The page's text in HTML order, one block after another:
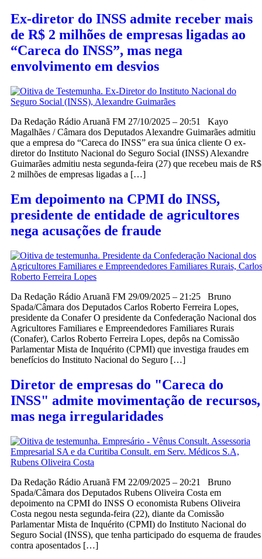
Ex-diretor do INSS admite receber mais
de R$ 2 milhões de empresas ligadas ao
“Careca do INSS”, mas nega
envolvimento em desvios
Da Redação Rádio Aruanã FM 27/10/2025 – 20:51 Kayo
Magalhães / Câmara dos Deputados Alexandre Guimarães admitiu
que a empresa do “Careca do INSS” era sua única cliente O ex-
diretor do Instituto Nacional do Seguro Social (INSS) Alexandre
Guimarães admitiu nesta segunda-feira (27) que recebeu mais de R$
2 milhões de empresas ligadas a […]
Em depoimento na CPMI do INSS,
presidente de entidade de agricultores
nega acusações de fraude
Da Redação Rádio Aruanã FM 29/09/2025 – 21:25 Bruno
Spada/Câmara dos Deputados Carlos Roberto Ferreira Lopes,
presidente da Conafer O presidente da Confederação Nacional dos
Agricultores Familiares e Empreendedores Familiares Rurais
(Conafer), Carlos Roberto Ferreira Lopes, depôs na Comissão
Parlamentar Mista de Inquérito (CPMI) que investiga fraudes em
benefícios do Instituto Nacional do Seguro […]
Diretor de empresas do "Careca do
INSS" admite movimentação de recursos,
mas nega irregularidades
Da Redação Rádio Aruanã FM 22/09/2025 – 20:21 Bruno
Spada/Câmara dos Deputados Rubens Oliveira Costa em
depoimento na CPMI do INSS O economista Rubens Oliveira
Costa negou nesta segunda-feira (22), diante da Comissão
Parlamentar Mista de Inquérito (CPMI) do Instituto Nacional do
Seguro Social (INSS), que tenha participado do esquema de fraudes
contra aposentados […]